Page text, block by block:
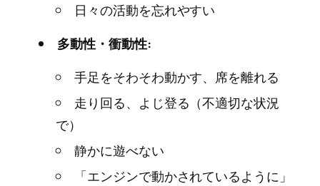
日々の活動を忘れやすい
多動性・衝動性:
手足をそわそわ動かす、席を離れる
走り回る、よじ登る（不適切な状況
で）
静かに遊べない
「エンジンで動かされているように」